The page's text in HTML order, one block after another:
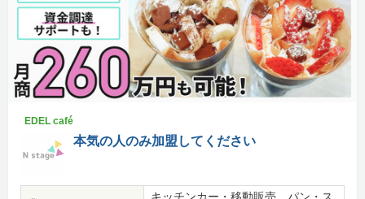
EDEL café
本気の人のみ加盟してください